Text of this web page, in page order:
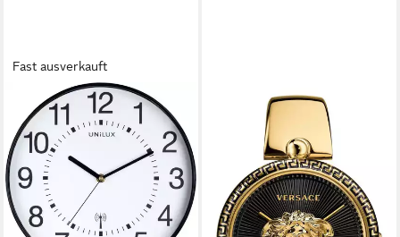
Fast ausverkauft
UNILUX
Uhr Funkwanduhr Wave
Kunststoff 30 cm schwarz
ab 56,62 €
lieferbar - in 4-5 Werktagen bei dir